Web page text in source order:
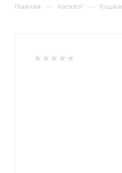
Главная — Каталог — Кошки